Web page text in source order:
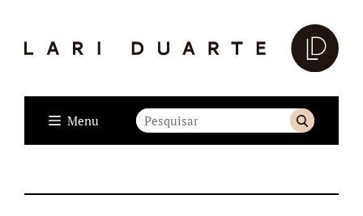
Menu